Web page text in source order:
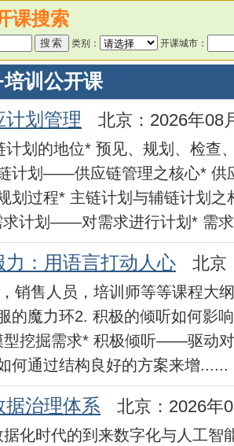
课搜索
类别： 开课城市：
训公开课
计划管理 北京：2026年08
计划的地位* 预见、规划、检查
计划——供应链管理之核心* 供
划过程* 主链计划与辅链计划
求计划——对需求进行计划* 需
力：用语言打动人心 北京
销售人员，培训师等等课程大
的魔力环2. 积极的倾听如何影
型挖掘需求* 积极倾听——驱动
何通过结构良好的方案来增......
据治理体系 北京：2026年
化时代的到来数字化与人工智